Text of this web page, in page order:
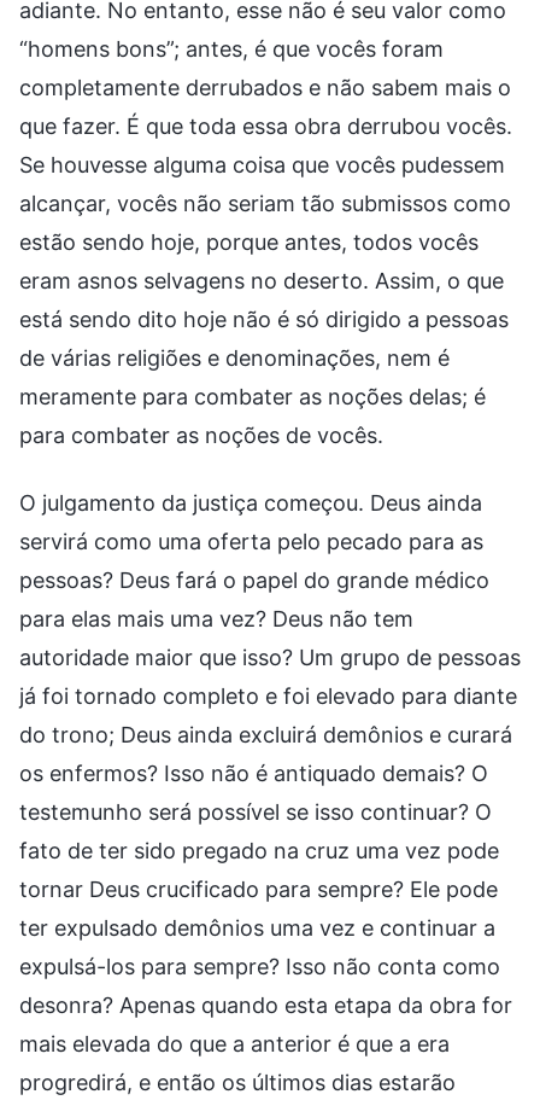
adiante. No entanto, esse não é seu valor como
“homens bons”; antes, é que vocês foram
completamente derrubados e não sabem mais o
que fazer. É que toda essa obra derrubou vocês.
Se houvesse alguma coisa que vocês pudessem
alcançar, vocês não seriam tão submissos como
estão sendo hoje, porque antes, todos vocês
eram asnos selvagens no deserto. Assim, o que
está sendo dito hoje não é só dirigido a pessoas
de várias religiões e denominações, nem é
meramente para combater as noções delas; é
para combater as noções de vocês.
O julgamento da justiça começou. Deus ainda
servirá como uma oferta pelo pecado para as
pessoas? Deus fará o papel do grande médico
para elas mais uma vez? Deus não tem
autoridade maior que isso? Um grupo de pessoas
já foi tornado completo e foi elevado para diante
do trono; Deus ainda excluirá demônios e curará
os enfermos? Isso não é antiquado demais? O
testemunho será possível se isso continuar? O
fato de ter sido pregado na cruz uma vez pode
tornar Deus crucificado para sempre? Ele pode
ter expulsado demônios uma vez e continuar a
expulsá-los para sempre? Isso não conta como
desonra? Apenas quando esta etapa da obra for
mais elevada do que a anterior é que a era
progredirá, e então os últimos dias estarão